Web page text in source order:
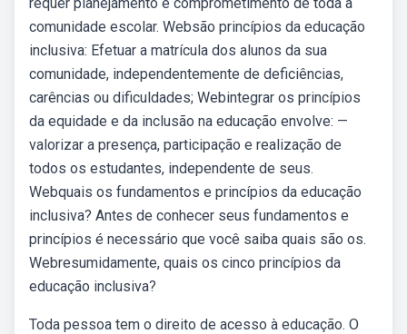
comunidade escolar. Websão princípios da educação
inclusiva: Efetuar a matrícula dos alunos da sua
comunidade, independentemente de deficiências,
carências ou dificuldades; Webintegrar os princípios
da equidade e da inclusão na educação envolve: —
valorizar a presença, participação e realização de
todos os estudantes, independente de seus.
Webquais os fundamentos e princípios da educação
inclusiva? Antes de conhecer seus fundamentos e
princípios é necessário que você saiba quais são os.
Webresumidamente, quais os cinco princípios da
educação inclusiva?
Toda pessoa tem o direito de acesso à educação. O